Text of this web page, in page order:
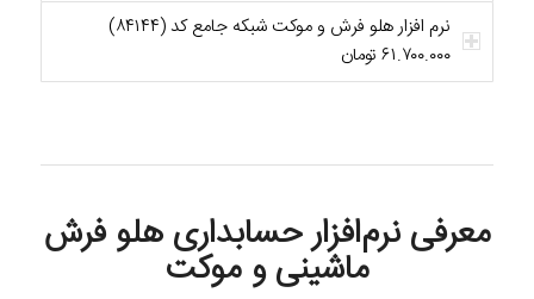
نرم افزار هلو فرش و موکت شبکه جامع کد (۸۴۱۴۴)
۶۱.۷۰۰.۰۰۰ تومان
معرفینرم‌افزار حسابداری هلو فرش
ماشینی و موکت